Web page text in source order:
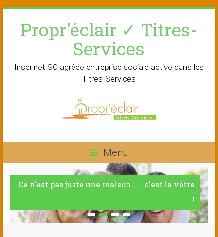
contentPropr'éclair ✓ Titres-
Services
Inser'net SC agréée entreprise sociale active dans les
Titres-Services
Menu
Ce n'est pas juste une maison . . . c'est la vôtre
!